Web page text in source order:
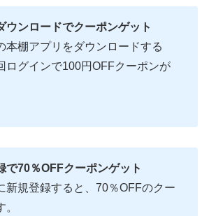
ンロードでクーポンゲット
本棚アプリをダウンロードする
ログインで100円OFFクーポンが
70％OFFクーポンゲット
新規登録すると、70％OFFのクー